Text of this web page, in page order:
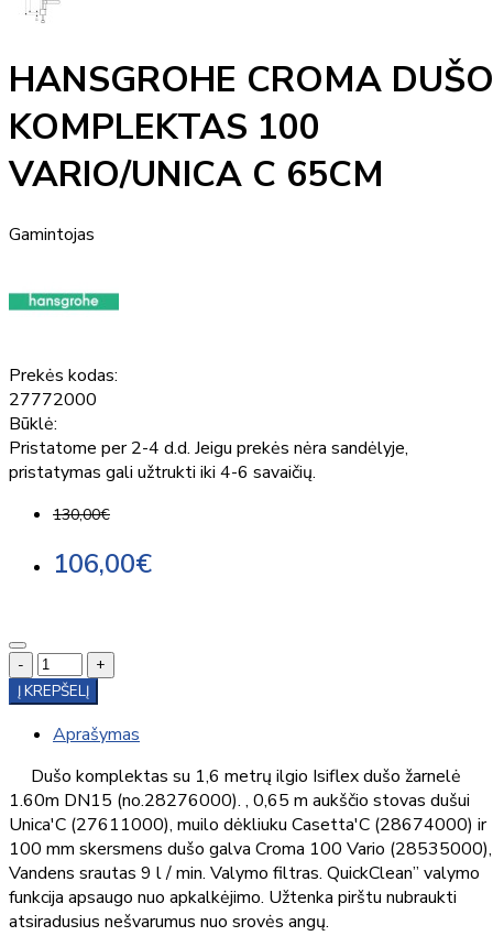
HANSGROHE CROMA DUŠO
KOMPLEKTAS 100
VARIO/UNICA C 65CM
Gamintojas
Prekės kodas:
27772000
Būklė:
Pristatome per 2-4 d.d. Jeigu prekės nėra sandėlyje,
pristatymas gali užtrukti iki 4-6 savaičių.
130,00€
106,00€
-
+
Į KREPŠELĮ
Aprašymas
Dušo komplektas su 1,6 metrų ilgio Isiflex dušo žarnelė
1.60m DN15 (no.28276000). , 0,65 m aukščio stovas dušui
Unica'C (27611000), muilo dėkliuku Casetta'C (28674000) ir
100 mm skersmens dušo galva Croma 100 Vario (28535000),
Vandens srautas 9 l / min. Valymo filtras. QuickClean” valymo
funkcija apsaugo nuo apkalkėjimo. Užtenka pirštu nubraukti
atsiradusius nešvarumus nuo srovės angų.